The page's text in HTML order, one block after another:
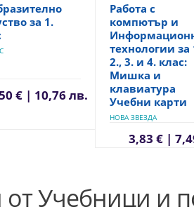
за 1.
€ | 10,76 лв.
Работа с
компютър и
технологии за
2., 3. и 4. клас:
Мишка и
клавиатура
Учебни карти
НОВА ЗВЕЗДА
3,83 € |
от Учебници и